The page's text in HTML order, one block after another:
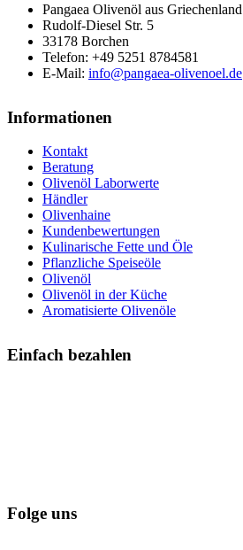
Pangaea Olivenöl aus Griechenland
Rudolf-Diesel Str. 5
33178 Borchen
Telefon: +49 5251 8784581
E-Mail: info@pangaea-olivenoel.de
Informationen
Kontakt
Beratung
Olivenöl Laborwerte
Händler
Olivenhaine
Kundenbewertungen
Kulinarische Fette und Öle
Pflanzliche Speiseöle
Olivenöl
Olivenöl in der Küche
Aromatisierte Olivenöle
Einfach bezahlen
Folge uns